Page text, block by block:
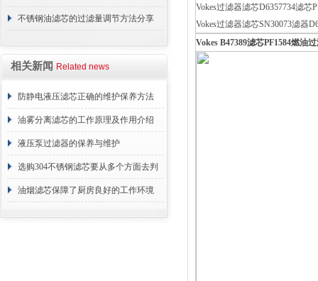
中的杂质和油脂浓度升高
不锈钢油滤芯的过滤量调节方法分享
相关新闻 Related news
防静电液压滤芯正确的维护保养方法
油雾分离滤芯的工作原理及作用介绍
液压泵过滤器的保养与维护
选购304不锈钢滤芯要从多个方面去判
断
油烟滤芯保障了厨房良好的工作环境
Vokes过滤器滤芯D6357734滤芯
Vokes过滤器滤芯SN30073滤器
Vokes B47389滤芯PF1584燃油